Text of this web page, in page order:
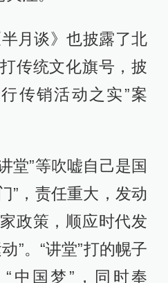
月谈》也披露了北
传统文化旗号，披
传销活动之实”案
堂”等吹嘘自己是国
”，责任重大，发动
政策，顺应时代发
”。“讲堂”打的幌子
中国梦”，同时奉